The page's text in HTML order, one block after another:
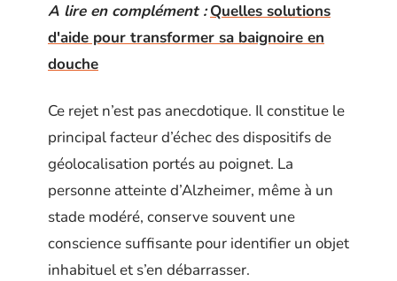
A lire en complément : Quelles solutions
d'aide pour transformer sa baignoire en
douche
Ce rejet n’est pas anecdotique. Il constitue le
principal facteur d’échec des dispositifs de
géolocalisation portés au poignet. La
personne atteinte d’Alzheimer, même à un
stade modéré, conserve souvent une
conscience suffisante pour identifier un objet
inhabituel et s’en débarrasser.